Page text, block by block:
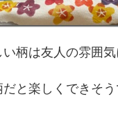
柄は友人の雰囲気
と楽しくできそ